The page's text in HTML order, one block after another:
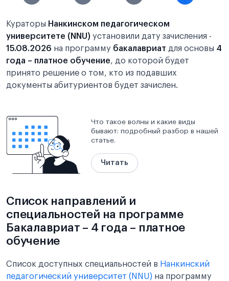
Кураторы Нанкинском педагогическом
университете (NNU) установили дату зачисления -
15.08.2026 на программу бакалавриат для основы 4
года – платное обучение, до которой будет
принято решение о том, кто из подавших
документы абитуриентов будет зачислен.
Что такое волны и какие виды
бывают: подробный разбор в нашей
статье.
Читать
Список направлений и
специальностей на программе
Бакалавриат – 4 года – платное
обучение
Список доступных специальностей в Нанкинский
педагогический университет (NNU) на программу